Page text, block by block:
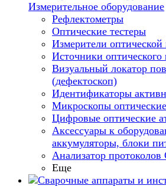
Измерительное оборудование
Рефлектометры
Оптические тестеры
Измерители
Источники оптического
Визуальный локатор
(дефектоскоп)
Идентификаторы
Микроскопы оптические
Цифровые оптические
Аксессуары к
аккумуляторы, блоки
Анализатор
Еще